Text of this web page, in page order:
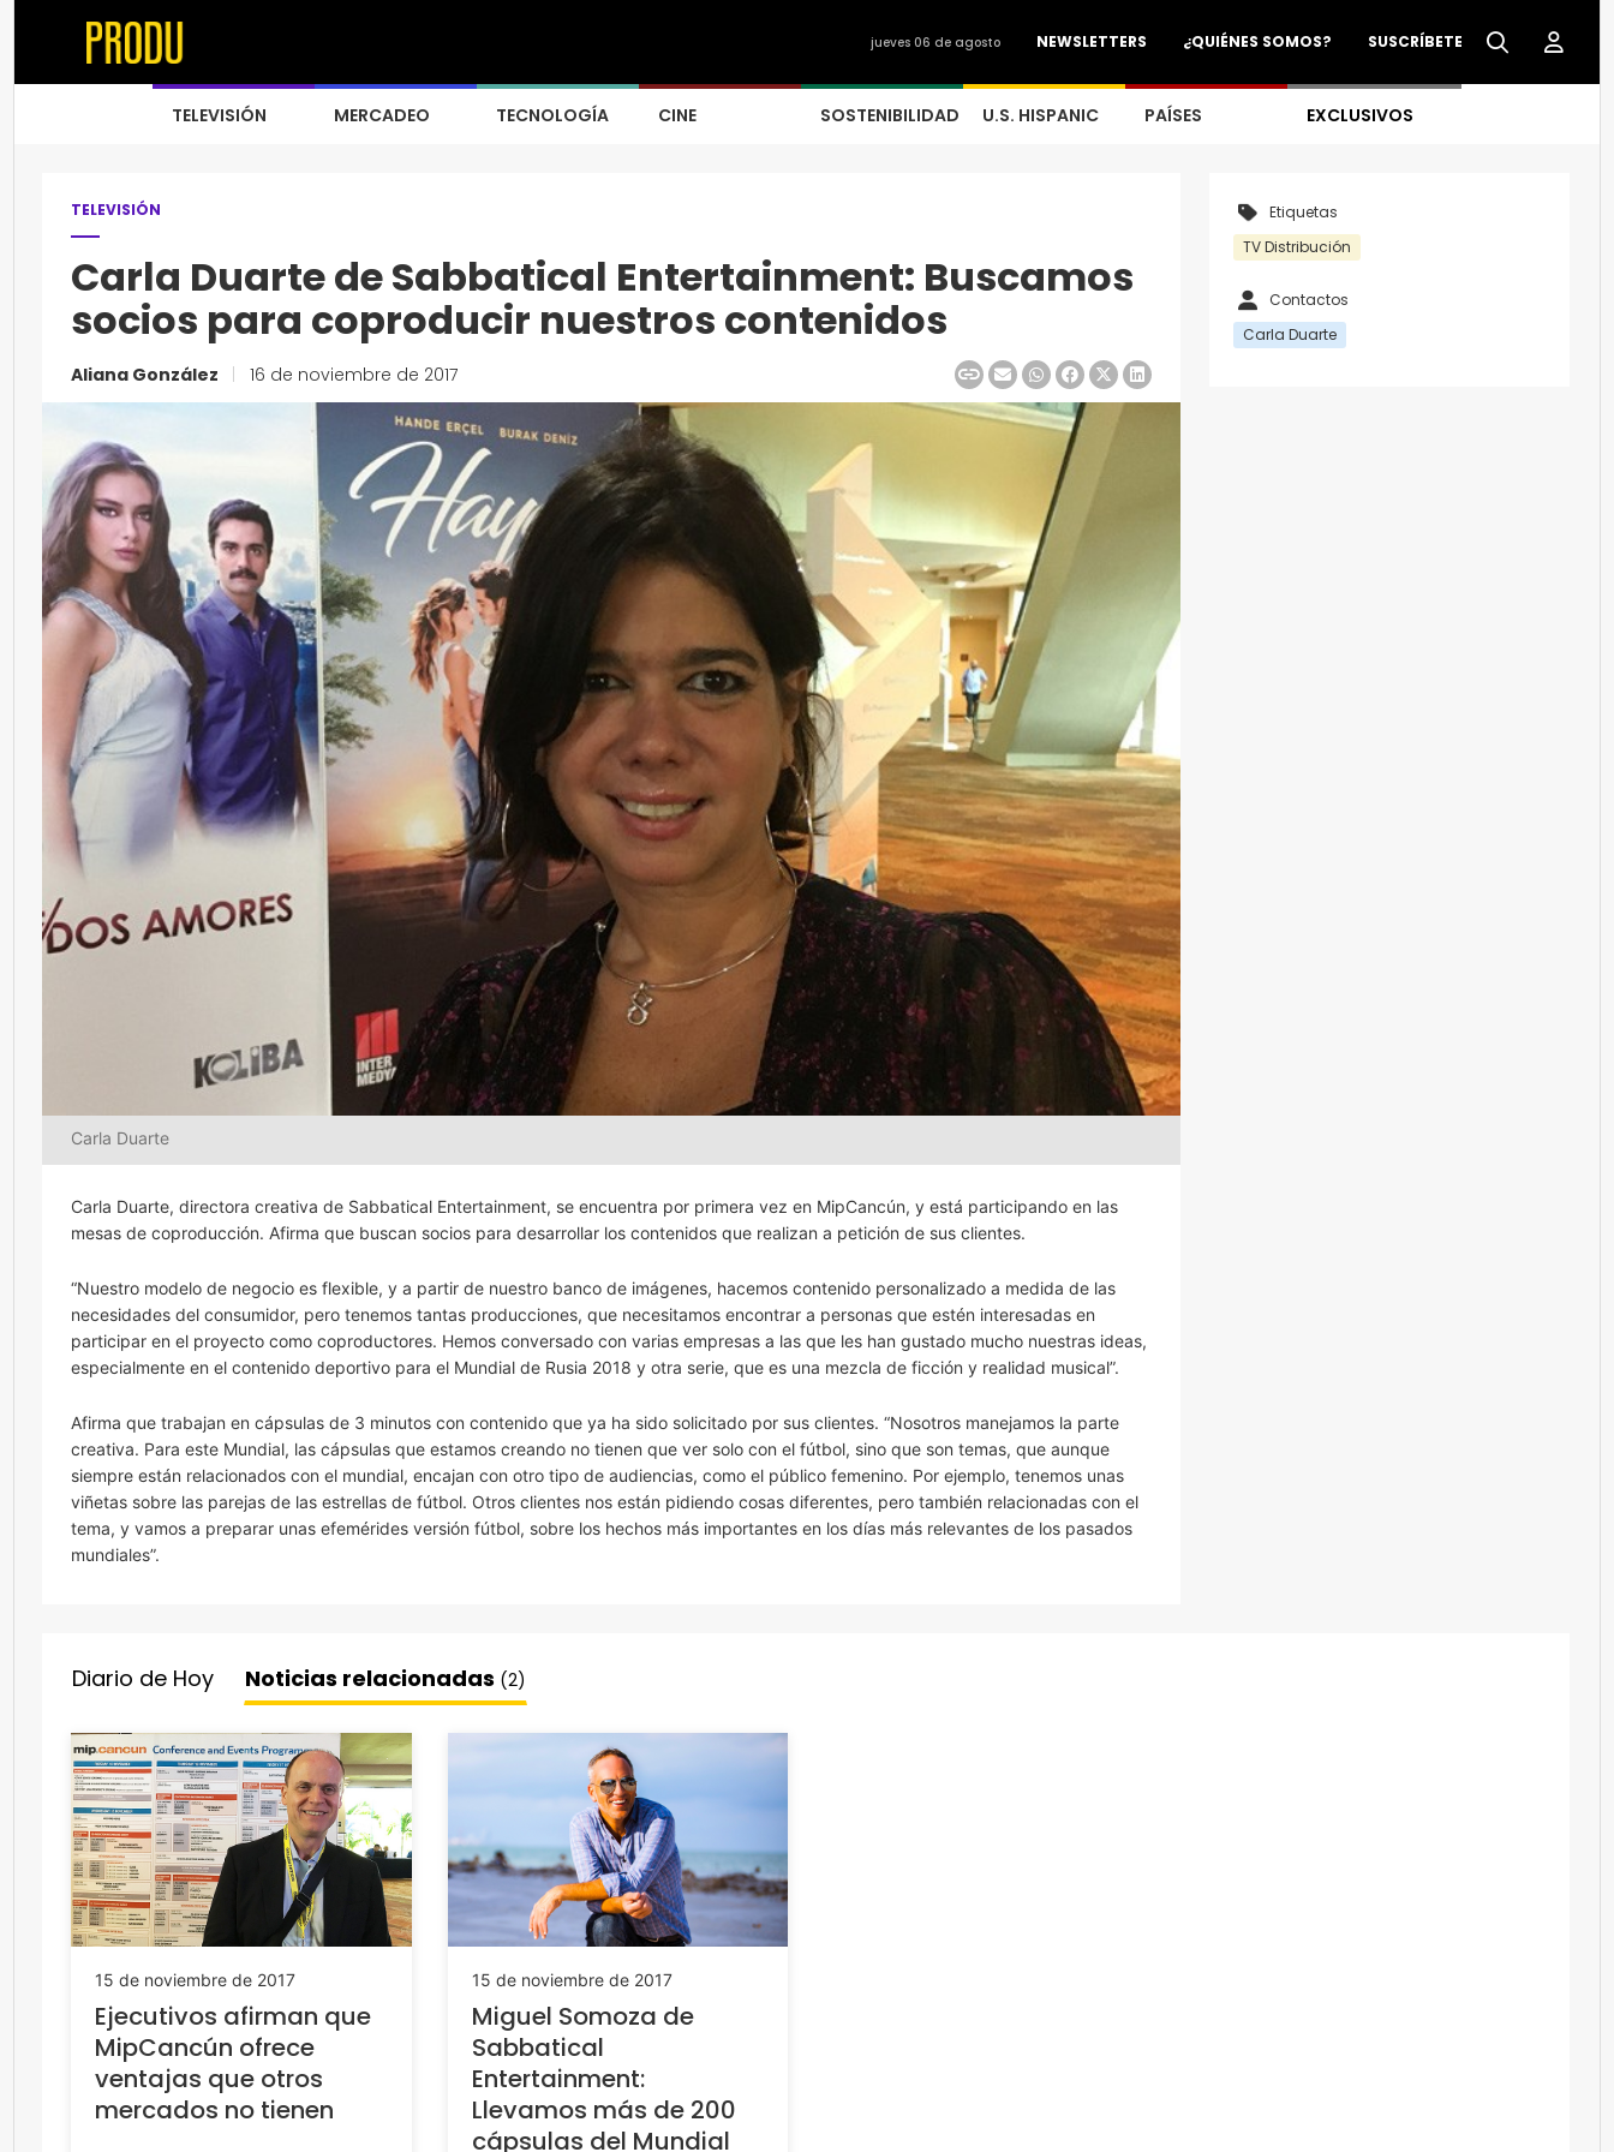
SUSCRÍBETE
¿QUIÉNES SOMOS?
NEWSLETTERS
jueves 06 de agosto
TELEVISIÓN MERCADEO TECNOLOGÍA CINE SOSTENIBILIDAD U.S. HISPANIC PAÍSES EXCLUSIVOS
TELEVISIÓN
Carla Duarte de Sabbatical Entertainment: Buscamos
socios para coproducir nuestros contenidos
Aliana González 16 de noviembre de 2017
Carla Duarte
Carla Duarte, directora creativa de Sabbatical Entertainment, se encuentra por primera vez en MipCancún, y está participando en las
mesas de coproducción. Afirma que buscan socios para desarrollar los contenidos que realizan a petición de sus clientes.
“Nuestro modelo de negocio es flexible, y a partir de nuestro banco de imágenes, hacemos contenido personalizado a medida de las
necesidades del consumidor, pero tenemos tantas producciones, que necesitamos encontrar a personas que estén interesadas en
participar en el proyecto como coproductores. Hemos conversado con varias empresas a las que les han gustado mucho nuestras ideas,
especialmente en el contenido deportivo para el Mundial de Rusia 2018 y otra serie, que es una mezcla de ficción y realidad musical”.
Afirma que trabajan en cápsulas de 3 minutos con contenido que ya ha sido solicitado por sus clientes. “Nosotros manejamos la parte
creativa. Para este Mundial, las cápsulas que estamos creando no tienen que ver solo con el fútbol, sino que son temas, que aunque
siempre están relacionados con el mundial, encajan con otro tipo de audiencias, como el público femenino. Por ejemplo, tenemos unas
viñetas sobre las parejas de las estrellas de fútbol. Otros clientes nos están pidiendo cosas diferentes, pero también relacionadas con el
tema, y vamos a preparar unas efemérides versión fútbol, sobre los hechos más importantes en los días más relevantes de los pasados
mundiales”.
Etiquetas
TV Distribución
Contactos
Carla Duarte
Diario de Hoy Noticias relacionadas (2)
15 de noviembre de 2017
Ejecutivos afirman que
MipCancún ofrece
ventajas que otros
mercados no tienen
15 de noviembre de 2017
Miguel Somoza de
Sabbatical
Entertainment:
Llevamos más de 200
cápsulas del Mundial